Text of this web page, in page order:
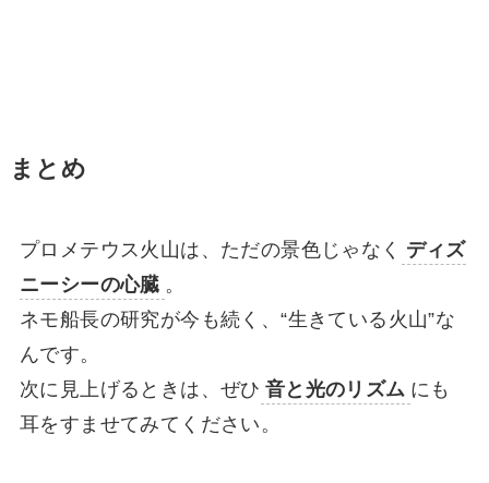
まとめ
プロメテウス火山は、ただの景色じゃなく ディズ
ニーシーの心臓 。
ネモ船長の研究が今も続く、“生きている火山”な
んです。
次に見上げるときは、ぜひ 音と光のリズム にも
耳をすませてみてください。